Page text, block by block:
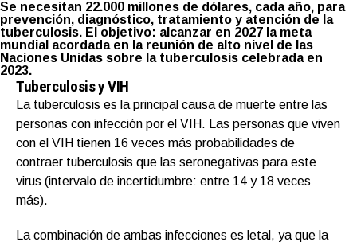
Se necesitan 22.000 millones de dólares, cada año, para
prevención, diagnóstico, tratamiento y atención de la
tuberculosis. El objetivo: alcanzar en 2027 la meta
mundial acordada en la reunión de alto nivel de las
Naciones Unidas sobre la tuberculosis celebrada en
2023.
Tuberculosis y VIH
La tuberculosis es la principal causa de muerte entre las
personas con infección por el VIH. Las personas que viven
con el VIH tienen 16 veces más probabilidades de
contraer tuberculosis que las seronegativas para este
virus (intervalo de incertidumbre: entre 14 y 18 veces
más).
La combinación de ambas infecciones es letal, ya que la